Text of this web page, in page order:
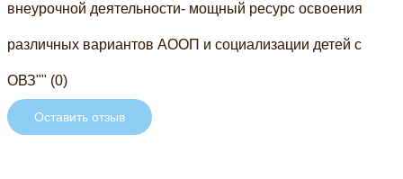
внеурочной деятельности- мощный ресурс освоения
различных вариантов АООП и социализации детей с
ОВЗ"" (0)
Оставить отзыв